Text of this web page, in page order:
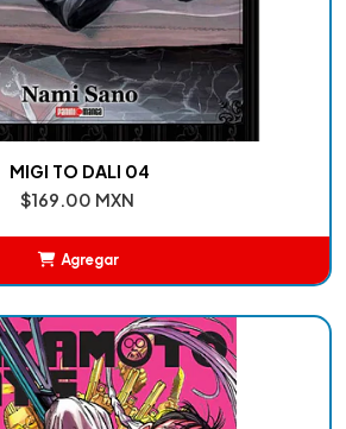
MIGI TO DALI 04
$169.00 MXN
Agregar